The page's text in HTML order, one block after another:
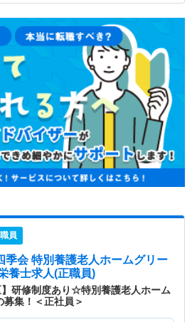
員
季会 特別養護老人ホームグリー
養士求人(正職員)
】研修制度あり☆特別養護老人ホーム
集！＜正社員＞